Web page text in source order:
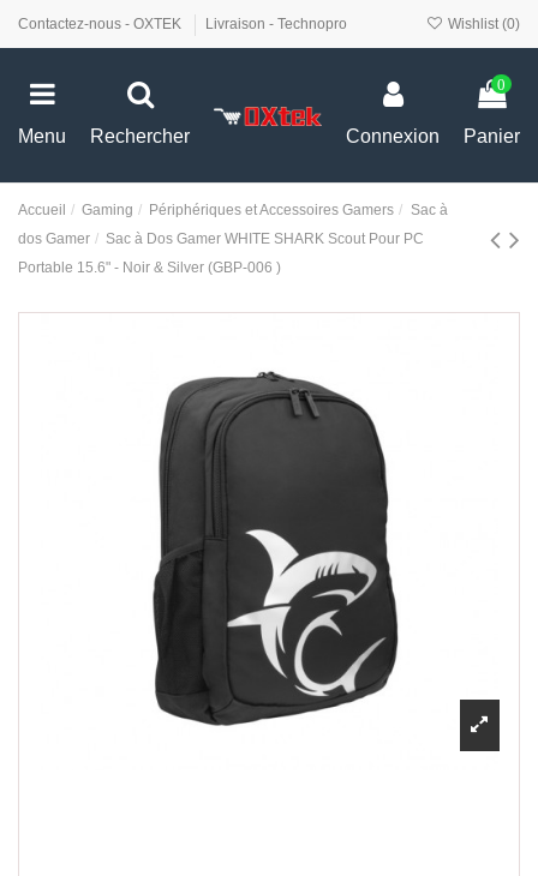
Contactez-nous - OXTEK Livraison - Technopro Wishlist (0)
Menu Rechercher Connexion
0
Panier
Accueil Gaming Périphériques et Accessoires Gamers
Sac à
dos Gamer
Sac à Dos Gamer WHITE SHARK Scout Pour PC
Portable 15.6" - Noir & Silver (GBP-006 )